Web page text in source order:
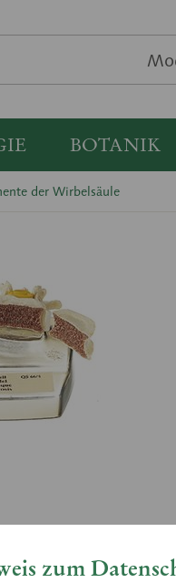
BOTANIK
der Wirbelsäule
zum